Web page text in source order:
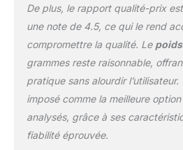
sont
peut
119,4
sac à
De plus, le rapport qualité-prix
une note de 4.5, ce qui le rend
compromettre la qualité. Le
grammes reste raisonnable,
pratique sans alourdir l’utilisateur.
imposé comme la meilleure
analysés, grâce à ses
fiabilité éprouvée.